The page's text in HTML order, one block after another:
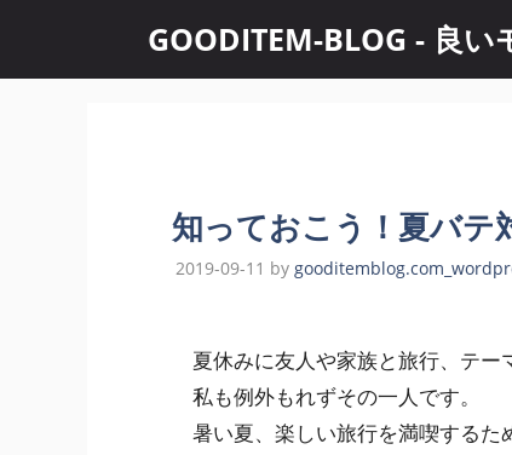
テ
GOODITEM-BLOG - 良
知っておこう！夏バテ
2019-09-11 by
夏休みに友人や家族と旅行、テー
私も例外もれずその一人です。
暑い夏、楽しい旅行を満喫するた